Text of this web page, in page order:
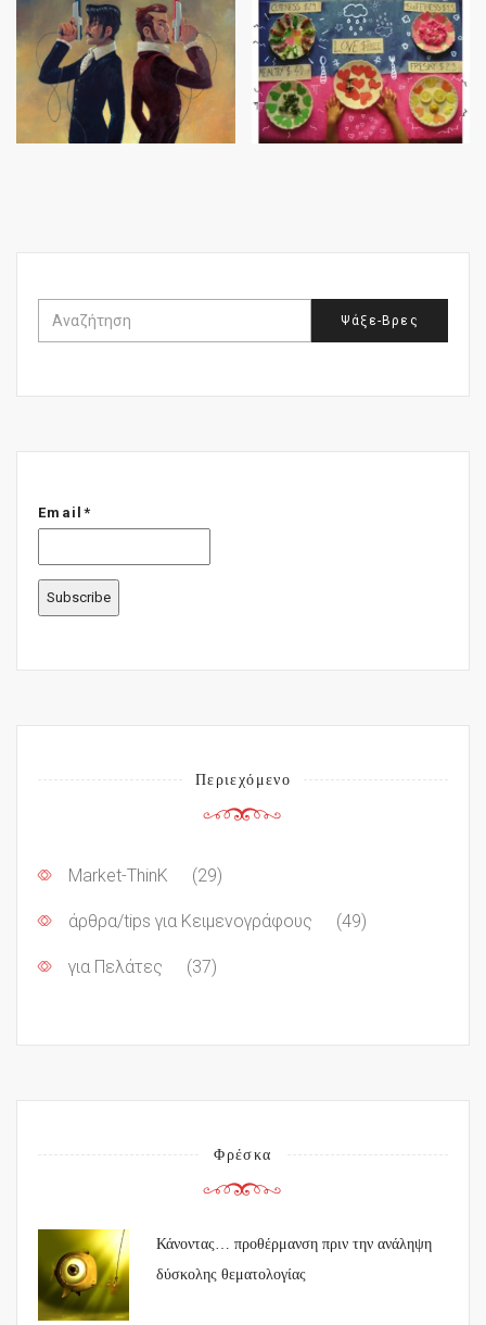
Email*
Περιεχόμενο
Market-ThinK (29)
άρθρα/tips για Κειμενογράφους (49)
για Πελάτες (37)
Φρέσκα
Κάνοντας… προθέρμανση πριν την ανάληψη
δύσκολης θεματολογίας